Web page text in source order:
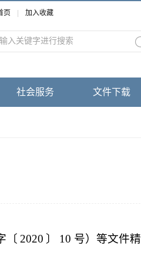
页 加入收藏
社会服务 文件下载
〔 2020 〕 10 号）等文件精